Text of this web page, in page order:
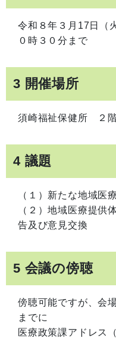
令和８年３月17日
０時３０分まで
3 開催場所
須崎福祉保健所 ２
4 議題
（１）新たな地域医
（２）地域医療提供
告及び意見交換
5 会議の傍聴
傍聴可能ですが、会
までに
医療政策課アドレス